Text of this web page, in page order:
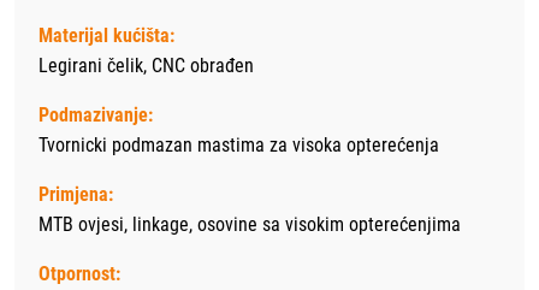
Materijal kućišta:
Legirani čelik, CNC obrađen
Podmazivanje:
Tvornicki podmazan mastima za visoka opterećenja
Primjena:
MTB ovjesi, linkage, osovine sa visokim opterećenjima
Otpornost: